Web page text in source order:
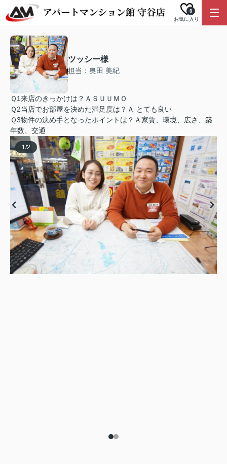
お気に入り
0
ツッシー様
担当：奥田 美紀
Ｑ1来店のきっかけは？ＡＳＵＵＭＯ
Ｑ2当店でお部屋を決めた満足度は？Ａ とても良い
Ｑ3物件の決め手となったポイントは？Ａ家賃、環境、広さ、築
年数、交通
1/2